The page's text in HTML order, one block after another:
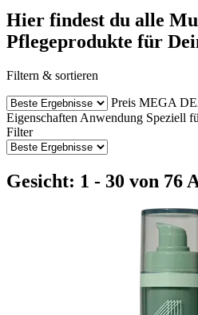
Hier findest du alle
Pflegeprodukte für
Filtern & sortieren
Preis MEGA
Eigenschaften Anwendung Speziell
Filter
Gesicht: 1 - 30 von 76